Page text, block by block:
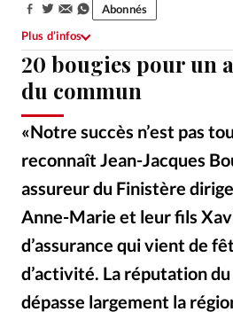
Opinions
Tous les articles
Faire un don
Emploi
Se connecter
Édition: Internationale
RUBRIQUES
Tous les articles
Actualité
20 bougies pour un
du commun
«Notre succès n’est pas
reconnaît Jean-Jacques
assureur du Finistère
Anne-Marie et leur fils
d’assurance qui vient de
d’activité. La réputation
dépasse largement la
Partager:
Abonnés
Plus d’infos